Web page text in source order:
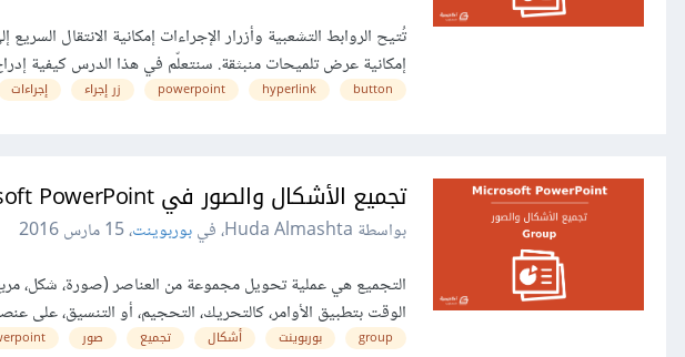
تُتيح الروابط التشعبية وأزرار الإجراءات إمكانية الانتقال
إمكانية عرض تلميحات منبثقة. سنتعلّم في هذا الدرس كيفية
button
hyperlink
powerpoint زر إجراء إجراءات
تجميع الأشكال والصور في Microsoft PowerPoint
بواسطة Huda Almashta، في بوربوينت،15 مارس 2016
الوقت بتطبيق الأوامر، كالتحريك، التحجيم، أو التنسيق،
group بوربوينت أشكال تجميع صور